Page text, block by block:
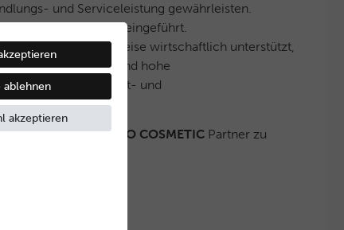
und Serviceleistung gewährleisten.
Vertriebssystem eingeführt.
werden auf diese Weise wirtschaftlich unterstützt,
stets gleichbleibend hohe
innovatives Produkt- und
wird.
ebenfallsTHALGO COSMETIC Partner zu
mit uns auf.
ablehnen
akzeptieren